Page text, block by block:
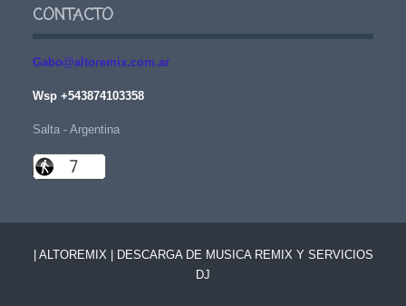
CONTACTO
Gabo@altoremix.com.ar
Wsp +543874103358
Salta - Argentina
| ALTOREMIX | DESCARGA DE MUSICA REMIX Y SERVICIOS
DJ